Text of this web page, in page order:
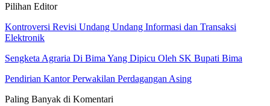
Pilihan Editor
Kontroversi Revisi Undang Undang Informasi dan Transaksi
Elektronik
Sengketa Agraria Di Bima Yang Dipicu Oleh SK Bupati Bima
Pendirian Kantor Perwakilan Perdagangan Asing
Paling Banyak di Komentari